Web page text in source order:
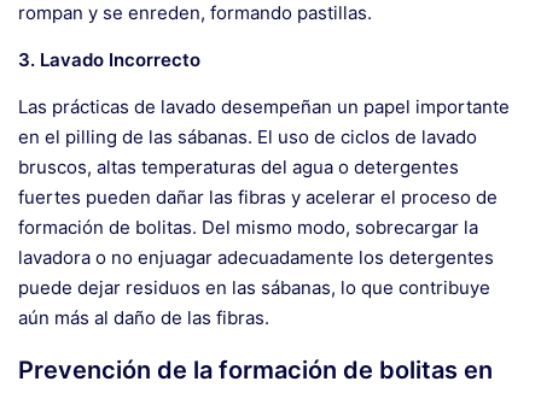
rompan y se enreden, formando pastillas.
3. Lavado Incorrecto
Las prácticas de lavado desempeñan un papel importante
en el pilling de las sábanas. El uso de ciclos de lavado
bruscos, altas temperaturas del agua o detergentes
fuertes pueden dañar las fibras y acelerar el proceso de
formación de bolitas. Del mismo modo, sobrecargar la
lavadora o no enjuagar adecuadamente los detergentes
puede dejar residuos en las sábanas, lo que contribuye
aún más al daño de las fibras.
Prevención de la formación de bolitas en